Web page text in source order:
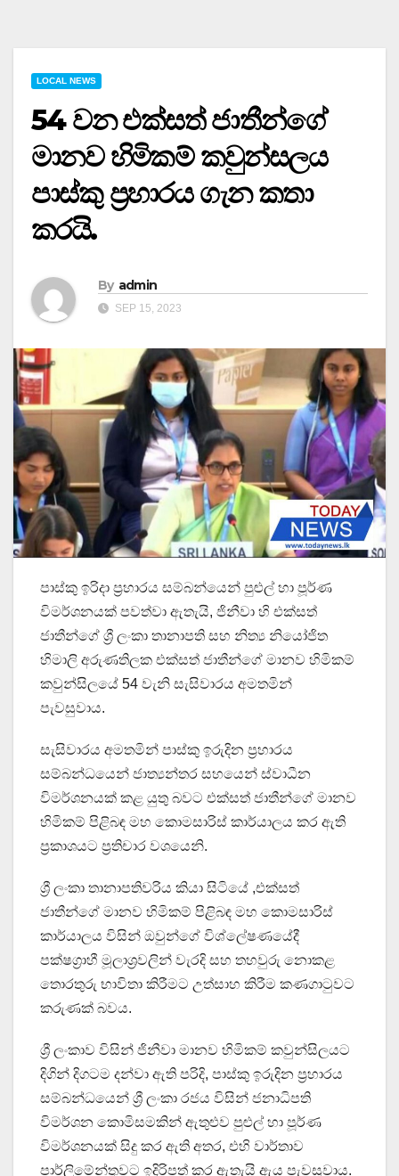
LOCAL NEWS
54 වන එක්සත් ජාතීන්ගේ
මානව හිමිකම් කවුන්සලය
පාස්කු ප්‍රහාරය ගැන කතා
කරයි.
By admin
SEP 15, 2023
පාස්කු ඉරිදා ප්‍රහාරය සම්බන්යෙන් පුළුල් හා පූර්ණ
විමර්ශනයක් පවත්වා ඇතැයි, ජිනීවා හි එක්සත්
ජාතීන්ගේ ශ්‍රී ලංකා තානාපති සහ නිත්‍ය නියෝජිත
හිමාලි අරුණතිලක එක්සත් ජාතීන්ගේ මානව හිමිකම්
කවුන්සිලයේ 54 වැනි සැසිවාරය අමතමින්
පැවසුවාය.
සැසිවාරය අමතමින් පාස්කු ඉරුදින ප්‍රහාරය
සම්බන්ධයෙන් ජාත්‍යන්තර සහයෙන් ස්වාධීන
විමර්ශනයක් කළ යුතු බවට එක්සත් ජාතීන්ගේ මානව
හිමිකම් පිළිබඳ මහ කොමසාරිස් කාර්යාලය කර ඇති
ප්‍රකාශයට ප්‍රතිචාර වශයෙනි.
ශ්‍රී ලංකා තානාපතිවරිය කියා සිටියේ ,එක්සත්
ජාතීන්ගේ මානව හිමිකම් පිළිබඳ මහ කොමසාරිස්
කාර්යාලය විසින් ඔවුන්ගේ විශ්ලේෂණයේදී
පක්ෂග්‍රාහී මූලාශ්‍රවලින් වැරදි සහ තහවුරු නොකළ
තොරතුරු භාවිතා කිරීමට උත්සාහ කිරීම කණගාටුවට
කරුණක් බවය.
ශ්‍රී ලංකාව විසින් ජිනීවා මානව හිමිකම් කවුන්සිලයට
දිගින් දිගටම දන්වා ඇති පරිදි, පාස්කු ඉරුදින ප්‍රහාරය
සම්බන්ධයෙන් ශ්‍රී ලංකා රජය විසින් ජනාධිපති
විමර්ශන කොමිසමකින් ඇතුළුව පුළුල් හා පූර්ණ
විමර්ශනයක් සිදු කර ඇති අතර, එහි වාර්තාව
පාර්ලිමේන්තුවට ඉදිරිපත් කර ඇතැයි ඇය පැවසුවාය.